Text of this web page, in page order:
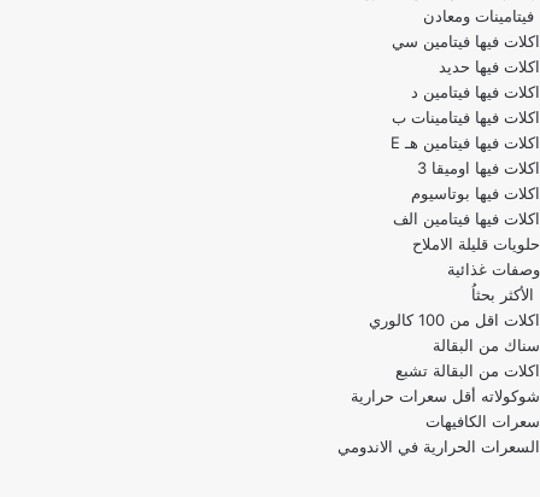
فيتامينات ومعادن
اكلات فيها فيتامين سي
اكلات فيها حديد
اكلات فيها فيتامين د
اكلات فيها فيتامينات ب
اكلات فيها فيتامين هـ E
اكلات فيها اوميقا 3
اكلات فيها بوتاسيوم
اكلات فيها فيتامين الف
حلويات قليلة الاملاح
وصفات غذائية
الأكثر بحثاُ
اكلات اقل من 100 كالوري
اكلات من البقالة تشبع
شوكولاته أقل سعرات حرارية
سعرات الكافيهات
السعرات الحرارية في الاندومي